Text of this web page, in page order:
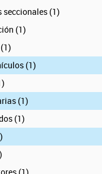
seccionales (1)
(1)
(1)
(1)
(1)